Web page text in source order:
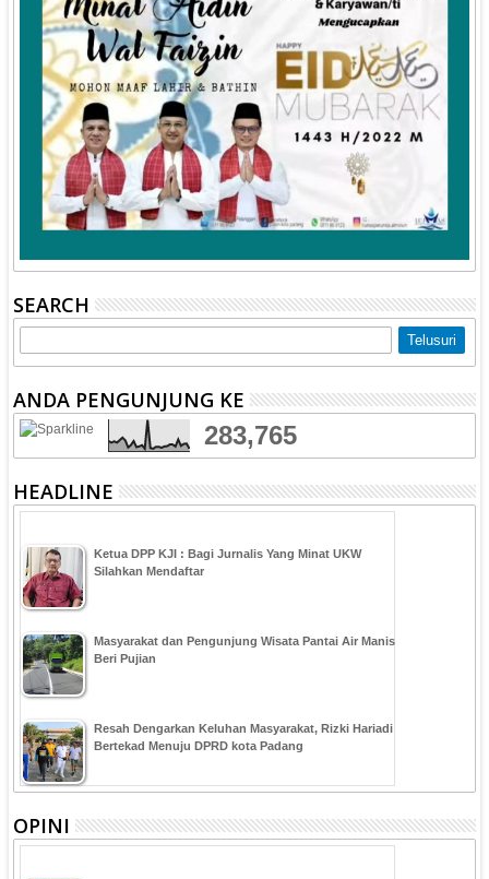
SEARCH
ANDA PENGUNJUNG KE
283,765
HEADLINE
Ketua DPP KJI : Bagi Jurnalis Yang Minat UKW
Silahkan Mendaftar
Masyarakat dan Pengunjung Wisata Pantai Air Manis
Beri Pujian
Resah Dengarkan Keluhan Masyarakat, Rizki Hariadi
Bertekad Menuju DPRD kota Padang
OPINI